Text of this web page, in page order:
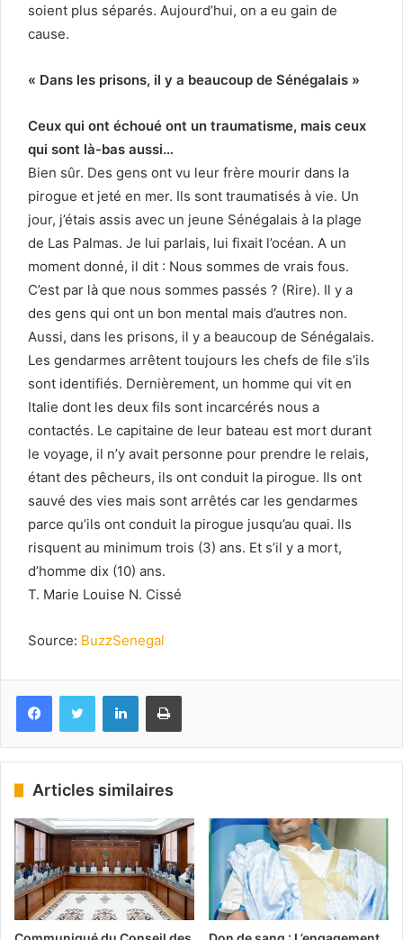
soient plus séparés. Aujourd’hui, on a eu gain de
cause.
« Dans les prisons, il y a beaucoup de Sénégalais »
Ceux qui ont échoué ont un traumatisme, mais ceux
qui sont là-bas aussi…
Bien sûr. Des gens ont vu leur frère mourir dans la
pirogue et jeté en mer. Ils sont traumatisés à vie. Un
jour, j’étais assis avec un jeune Sénégalais à la plage
de Las Palmas. Je lui parlais, lui fixait l’océan. A un
moment donné, il dit : Nous sommes de vrais fous.
C’est par là que nous sommes passés ? (Rire). Il y a
des gens qui ont un bon mental mais d’autres non.
Aussi, dans les prisons, il y a beaucoup de Sénégalais.
Les gendarmes arrêtent toujours les chefs de file s’ils
sont identifiés. Dernièrement, un homme qui vit en
Italie dont les deux fils sont incarcérés nous a
contactés. Le capitaine de leur bateau est mort durant
le voyage, il n’y avait personne pour prendre le relais,
étant des pêcheurs, ils ont conduit la pirogue. Ils ont
sauvé des vies mais sont arrêtés car les gendarmes
parce qu’ils ont conduit la pirogue jusqu’au quai. Ils
risquent au minimum trois (3) ans. Et s’il y a mort,
d’homme dix (10) ans.
T. Marie Louise N. Cissé
Source: BuzzSenegal
FacebookTwitter LinkedinImprimer
Articles similaires